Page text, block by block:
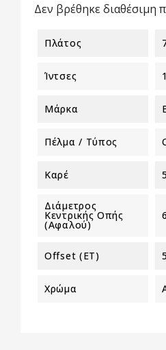
Δεν βρέθηκε διαθέσιμη
Πλάτος
Ίντσες
Μάρκα
Πέλμα / Τύπος
Καρέ
Διάμετρος
Κεντρικής Οπής
(αφαλού)
Offset (ET)
Χρώμα